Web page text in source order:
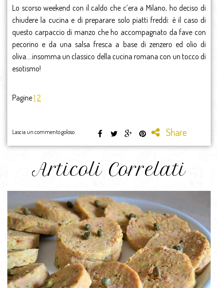
Lo scorso weekend con il caldo che c’era a Milano, ho deciso di
chiudere la cucina e di preparare solo piatti freddi: è il caso di
questo carpaccio di manzo che ho accompagnato da fave con
pecorino e da una salsa fresca a base di zenzero ed olio di
oliva….insomma un classico della cucina romana con un tocco di
esotismo!
Pagine1 2
Lascia un commento goloso Share
Articoli Correlati